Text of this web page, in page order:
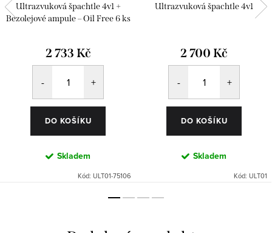
Ultrazvuková špachtle 4v1 +
Bezolejové ampule – Oil Free 6 ks
2 733 Kč
DO KOŠÍKU
Skladem
Kód: ULT01-75106
Ultrazvuková špachtle 4v1
2 700 Kč
DO KOŠÍKU
Skladem
Kód: ULT01